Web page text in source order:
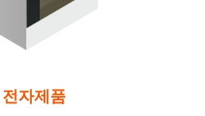
전자제품